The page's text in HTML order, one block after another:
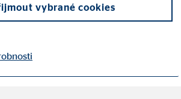
vybrané cookies